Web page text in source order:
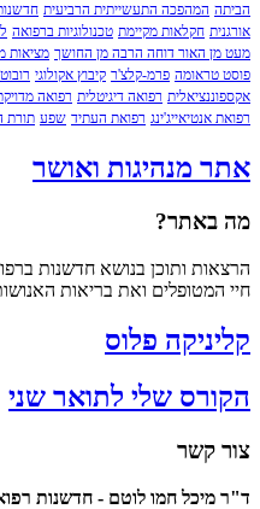
המהפכה התעשייתית הרביעית חדשנות חיי
חקלאות מקיימת טכנולוגיות ברפואה לנשום
האור דוחה הרבה מן החושך מציאות מדומה
פרמ-קלצ'ר קיבוץ אקולוגי רובוטים ריבוט
רפואה דיגיטלית רפואה מדויקת
רפואת העתיד שפע תורת השפע
מנהיגות ואושר
ותוכן בנושא חדשנות ברפואה
ואת בריאות האנושות
פלוס
שלי לתואר שני
חמו לוטם - חדשנות רפואית